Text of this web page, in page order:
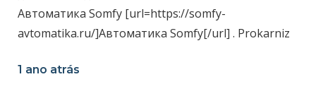
Автоматика Somfy [url=https://somfy-
avtomatika.ru/]Автоматика Somfy[/url] . Prokarniz
1 ano atrás